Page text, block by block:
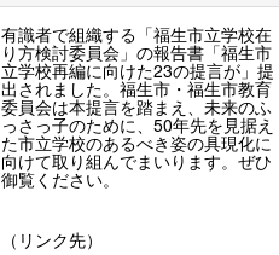
有識者で組織する「福生市立学校在
り方検討委員会」の報告書「福生市
立学校再編に向けた23の提言が」提
出されました。福生市・福生市教育
委員会は本提言を踏まえ、未来のふ
っさっ子のために、50年先を見据え
た市立学校のあるべき姿の具現化に
向けて取り組んでまいります。ぜひ
御覧ください。
（リンク先）